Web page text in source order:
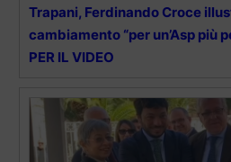
Trapani, Ferdinando Croce
cambiamento “per un’Asp più
PER IL VIDEO